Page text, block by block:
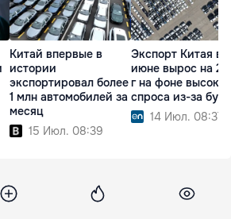
Китай впервые в
истории
экспортировал более
1 млн автомобилей за
месяц
15 Июл. 08:39
Экспорт Китая в
июне вырос на
г на фоне
спроса из-за
14 Июл. 08:37
января 2019, 18:25